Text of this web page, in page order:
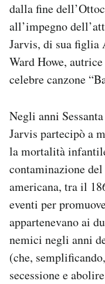
dalla fine
all’impegno
Jarvis, di sua figlia
Ward Howe,
celebre canzone
Negli anni
Jarvis partecipò a
la mortalità
contaminazione
americana, tra il
eventi per
appartenevano ai
nemici negli anni
(che,
secessione e